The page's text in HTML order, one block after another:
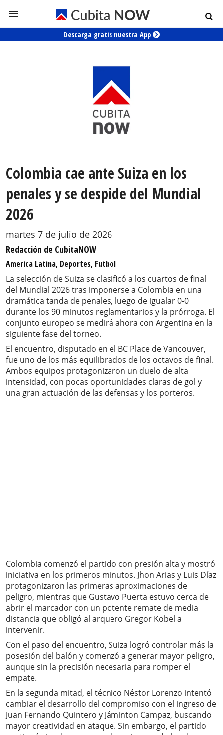
Descarga gratis nuestra App
Colombia cae ante Suiza en los
penales y se despide del Mundial
2026
martes 7 de julio de 2026
Redacción de CubitaNOW
America Latina, Deportes, Futbol
La selección de Suiza se clasificó a los cuartos de final
del Mundial 2026 tras imponerse a Colombia en una
dramática tanda de penales, luego de igualar 0-0
durante los 90 minutos reglamentarios y la prórroga. El
conjunto europeo se medirá ahora con Argentina en la
siguiente fase del torneo.
El encuentro, disputado en el BC Place de Vancouver,
fue uno de los más equilibrados de los octavos de final.
Ambos equipos protagonizaron un duelo de alta
intensidad, con pocas oportunidades claras de gol y
una gran actuación de las defensas y los porteros.
Colombia comenzó el partido con presión alta y mostró
iniciativa en los primeros minutos. Jhon Arias y Luis Díaz
protagonizaron las primeras aproximaciones de
peligro, mientras que Gustavo Puerta estuvo cerca de
abrir el marcador con un potente remate de media
distancia que obligó al arquero Gregor Kobel a
intervenir.
Con el paso del encuentro, Suiza logró controlar más la
posesión del balón y comenzó a generar mayor peligro,
aunque sin la precisión necesaria para romper el
empate.
En la segunda mitad, el técnico Néstor Lorenzo intentó
cambiar el desarrollo del compromiso con el ingreso de
Juan Fernando Quintero y Jáminton Campaz, buscando
mayor creatividad en ataque. Sin embargo, el partido